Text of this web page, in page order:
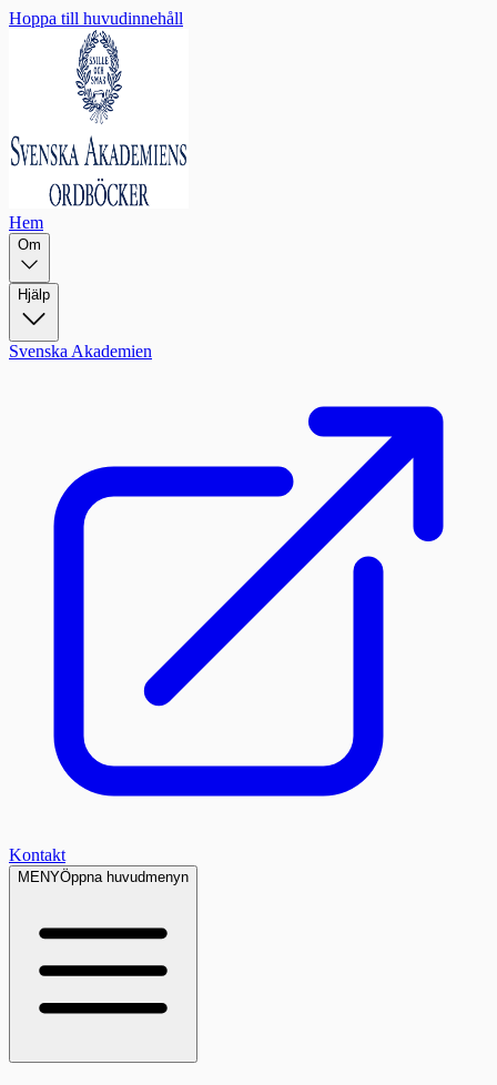
Hoppa till huvudinnehåll
Hem
Om
Hjälp
Svenska Akademien
Kontakt
MENYÖppna huvudmenyn